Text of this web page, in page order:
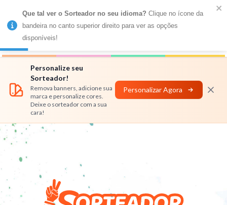
MENU
Números
Personalize seu
Sorteador!
Remova banners, adicione sua
marca e personalize cores.
Deixe o sorteador com a sua
cara!
Personalizar Agora
Que tal ver o Sorteador no seu idioma? Clique no ícone da
bandeira no canto superior direito para ver as opções
disponíveis!